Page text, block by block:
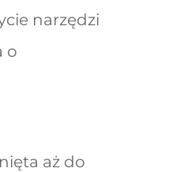
narzędzi
o
aż do